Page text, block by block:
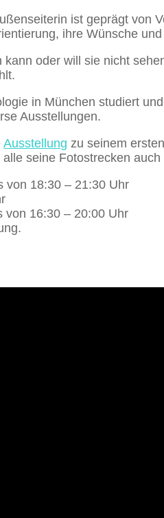
ist geprägt von
ihre Wünsche
oder will sie nicht
in München studiert
Ausstellungen.
Ausstellung zu seinem
seine Fotostrecken
von 18:30 – 21:30 Uhr
von 16:30 – 20:00 Uhr